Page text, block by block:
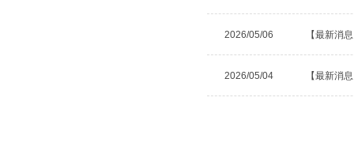
2026/05/06 【最新消
2026/05/04 【最新消